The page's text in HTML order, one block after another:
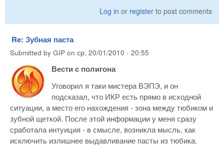
Log in or register to post comments
Re: Зубная паста
Submitted by GIP on ср, 20/01/2010 - 20:55
Вести с полигона
Уговорил я таки мистера ВЭПЭ, и он
подсказал, что ИКР есть прямо в исходной
ситуации, а место его нахождения - зона между тюбиком и
зубной щеткой. После этой информации у меня сразу
сработала интуиция - в смысле, возникла мысль, как
исключить излишнее выдавливание пасты из тюбика.